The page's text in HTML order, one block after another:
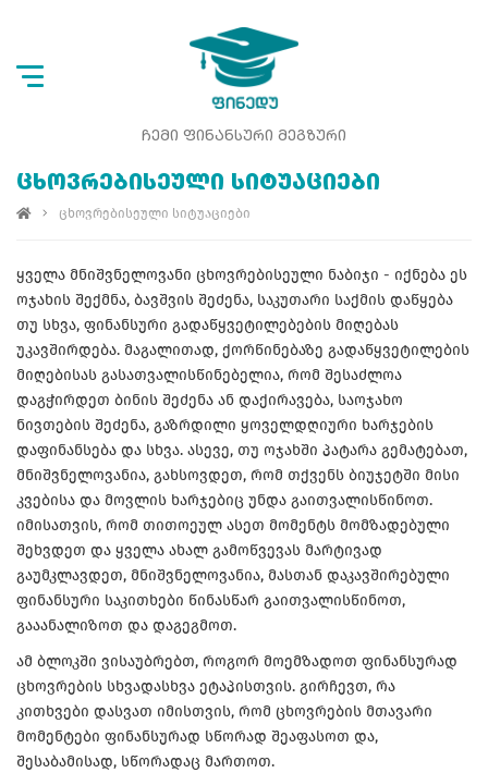
ᲩᲔᲛᲘ ᲤᲘᲜᲐᲜᲡᲣᲠᲘ ᲛᲔᲒᲖᲣᲠᲘ
ᲪᲮᲝᲕᲠᲔᲑᲘᲡᲔᲣᲚᲘ ᲡᲘᲢᲣᲐᲪᲘᲔᲑᲘ
ცხოვრებისეული სიტუაციები
ყველა მნიშვნელოვანი ცხოვრებისეული ნაბიჯი - იქნება ეს
ოჯახის შექმნა, ბავშვის შეძენა, საკუთარი საქმის დაწყება
თუ სხვა, ფინანსური გადაწყვეტილებების მიღებას
უკავშირდება. მაგალითად, ქორწინებაზე გადაწყვეტილების
მიღებისას გასათვალისწინებელია, რომ შესაძლოა
დაგჭირდეთ ბინის შეძენა ან დაქირავება, საოჯახო
ნივთების შეძენა, გაზრდილი ყოველდღიური ხარჯების
დაფინანსება და სხვა. ასევე, თუ ოჯახში პატარა გემატებათ,
მნიშვნელოვანია, გახსოვდეთ, რომ თქვენს ბიუჯეტში მისი
კვებისა და მოვლის ხარჯებიც უნდა გაითვალისწინოთ.
იმისათვის, რომ თითოეულ ასეთ მომენტს მომზადებული
შეხვდეთ და ყველა ახალ გამოწვევას მარტივად
გაუმკლავდეთ, მნიშვნელოვანია, მასთან დაკავშირებული
ფინანსური საკითხები წინასწარ გაითვალისწინოთ,
გააანალიზოთ და დაგეგმოთ.
ამ ბლოკში ვისაუბრებთ, როგორ მოემზადოთ ფინანსურად
ცხოვრების სხვადასხვა ეტაპისთვის. გირჩევთ, რა
კითხვები დასვათ იმისთვის, რომ ცხოვრების მთავარი
მომენტები ფინანსურად სწორად შეაფასოთ და,
შესაბამისად, სწორადაც მართოთ.